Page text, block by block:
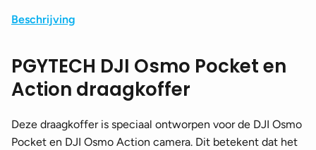
Beschrijving
PGYTECH DJI Osmo Pocket en
Action draagkoffer
Deze draagkoffer is speciaal ontworpen voor de DJI Osmo
Pocket en DJI Osmo Action camera. Dit betekent dat het